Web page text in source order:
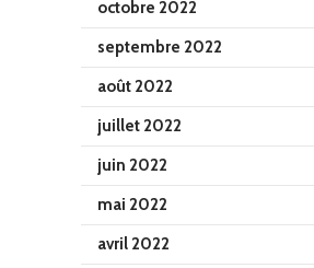
octobre 2022
septembre 2022
août 2022
juillet 2022
juin 2022
mai 2022
avril 2022